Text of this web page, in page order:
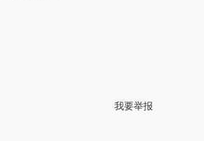
我要举报